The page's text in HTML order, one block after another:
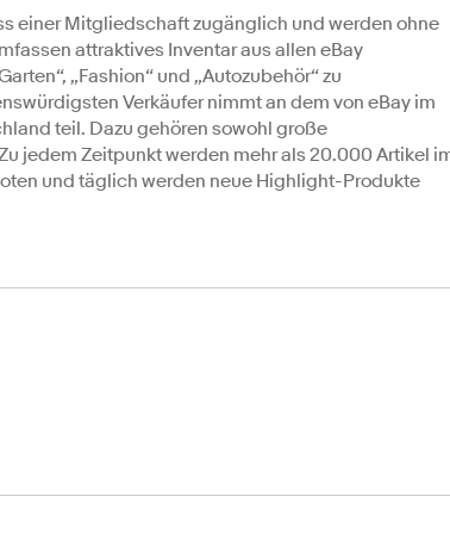
einer Mitgliedschaft zugänglich und werden ohne
attraktives Inventar aus allen eBay
„Fashion“ und „Autozubehör“ zu
Verkäufer nimmt an dem von eBay im
teil. Dazu gehören sowohl große
jedem Zeitpunkt werden mehr als 20.000 Artikel
und täglich werden neue Highlight-Produkte